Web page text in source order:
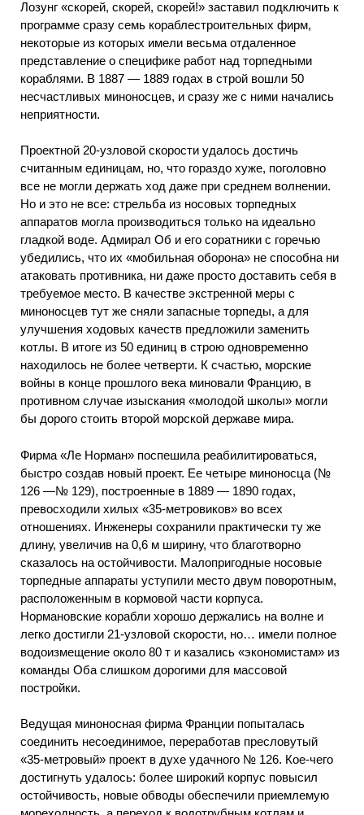
Лозунг «скорей, скорей, скорей!» заставил подключить к
программе сразу семь кораблестроительных фирм,
некоторые из которых имели весьма отдаленное
представление о специфике работ над торпедными
кораблями. В 1887 — 1889 годах в строй вошли 50
несчастливых миноносцев, и сразу же с ними начались
неприятности.
Проектной 20-узловой скорости удалось достичь
считанным единицам, но, что гораздо хуже, поголовно
все не могли держать ход даже при среднем волнении.
Но и это не все: стрельба из носовых торпедных
аппаратов могла производиться только на идеально
гладкой воде. Адмирал Об и его соратники с горечью
убедились, что их «мобильная оборона» не способна ни
атаковать противника, ни даже просто доставить себя в
требуемое место. В качестве экстренной меры с
миноносцев тут же сняли запасные торпеды, а для
улучшения ходовых качеств предложили заменить
котлы. В итоге из 50 единиц в строю одновременно
находилось не более четверти. К счастью, морские
войны в конце прошлого века миновали Францию, в
противном случае изыскания «молодой школы» могли
бы дорого стоить второй морской державе мира.
Фирма «Ле Норман» поспешила реабилитироваться,
быстро создав новый проект. Ее четыре миноносца (№
126 —№ 129), построенные в 1889 — 1890 годах,
превосходили хилых «35-метровиков» во всех
отношениях. Инженеры сохранили практически ту же
длину, увеличив на 0,6 м ширину, что благотворно
сказалось на остойчивости. Малопригодные носовые
торпедные аппараты уступили место двум поворотным,
расположенным в кормовой части корпуса.
Нормановские корабли хорошо держались на волне и
легко достигли 21-узловой скорости, но… имели полное
водоизмещение около 80 т и казались «экономистам» из
команды Оба слишком дорогими для массовой
постройки.
Ведущая миноносная фирма Франции попыталась
соединить несоединимое, переработав пресловутый
«35-метровый» проект в духе удачного № 126. Кое-чего
достигнуть удалось: более широкий корпус повысил
остойчивость, новые обводы обеспечили приемлемую